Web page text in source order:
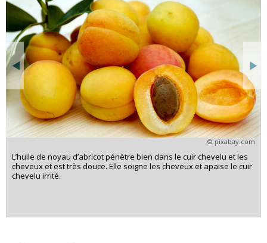
© pixabay.com
L’huile de noyau d’abricot pénètre bien dans le cuir chevelu et les
cheveux et est très douce. Elle soigne les cheveux et apaise le cuir
chevelu irrité.